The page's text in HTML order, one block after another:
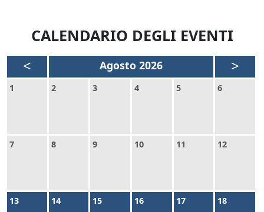
CALENDARIO DEGLI EVENTI
< Agosto 2026 >
1 2 3 4 5 6
7 8 9 10 11 12
13 14 15 16 17 18